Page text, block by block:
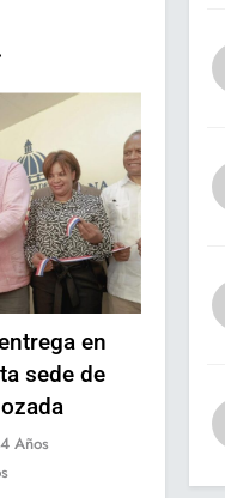
en
sede de
4 Años